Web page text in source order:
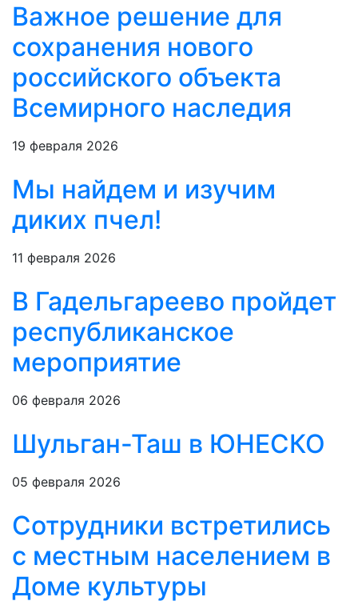
Важное решение для
сохранения нового
российского объекта
Всемирного наследия
19 февраля 2026
Мы найдем и изучим
диких пчел!
11 февраля 2026
В Гадельгареево пройдет
республиканское
мероприятие
06 февраля 2026
Шульган-Таш в ЮНЕСКО
05 февраля 2026
Сотрудники встретились
с местным населением в
Доме культуры